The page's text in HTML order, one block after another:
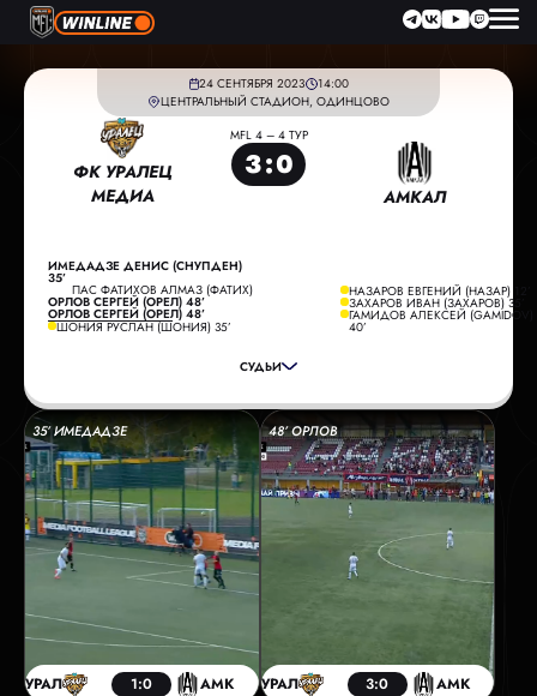
24 СЕНТЯБРЯ 2023
14:00
ЦЕНТРАЛЬНЫЙ СТАДИОН, ОДИНЦОВО
ФК УРАЛЕЦ
МЕДИА
ИМЕДАДЗЕ ДЕНИС (СНУПДЕН)
35’
ПАС ФАТИХОВ АЛМАЗ (ФАТИХ)
ОРЛОВ СЕРГЕЙ (ОРЕЛ) 48’
ОРЛОВ СЕРГЕЙ (ОРЕЛ) 48’
ШОНИЯ РУСЛАН (ШОНИЯ) 35’
MFL 4 – 4 ТУР
3:0
СУДЬИ
НАЗАРОВ ЕВГЕНИЙ (НАЗАР) 12’
ЗАХАРОВ ИВАН (ЗАХАРОВ) 35’
ГАМИДОВ АЛЕКСЕЙ (GAMIDOV)
40’
АМКАЛ
ГЛАВНЫЙ СУДЬЯ:ФИЛИМОНОВ АЛЕКСАНДР
ПОМОЩНИК СУДЬИ:
СОБОЛЕВ МАКСИМ
РЕЗЕРВНЫЙ СУДЬЯ:ЖИЛИНСКИЙ ДМИТРИЙ
35’ ИМЕДАДЗЕ
УРАЛ 1:0 АМК
48’ ОРЛОВ
УРАЛ 3:0 АМК